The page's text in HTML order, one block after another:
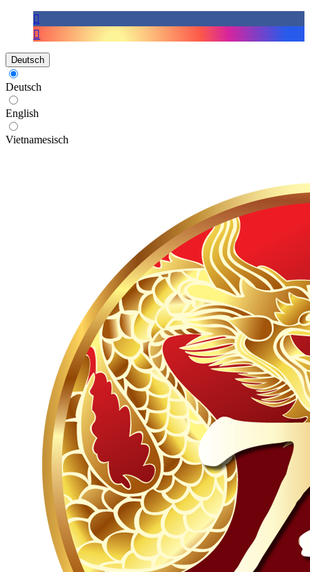
Deutsch
Deutsch
English
Vietnamesisch